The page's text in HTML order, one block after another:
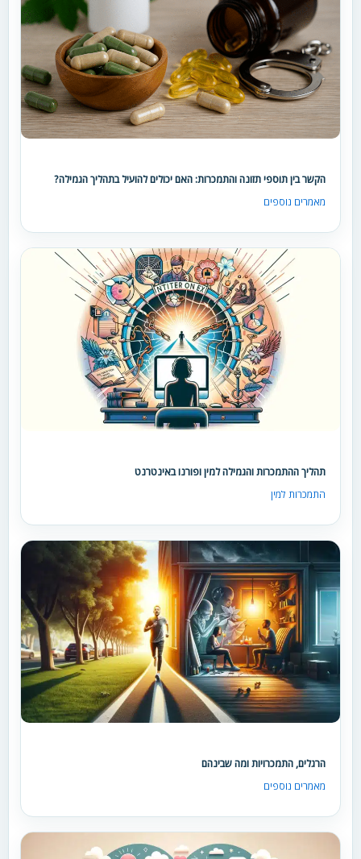
הקשר בין תוספי תזונה והתמכרות: האם יכולים להועיל בתהליך הגמילה?
מאמרים נוספים
תהליך ההתמכרות והגמילה למין ופורנו באינטרנט
התמכרות למין
הרגלים, התמכרויות ומה שבינהם
מאמרים נוספים